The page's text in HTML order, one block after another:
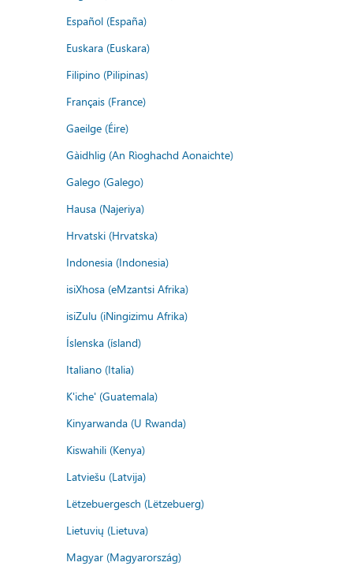
Español (España)
Euskara (Euskara)
Filipino (Pilipinas)
Français (France)
Gaeilge (Éire)
Gàidhlig (An Rìoghachd Aonaichte)
Galego (Galego)
Hausa (Najeriya)
Hrvatski (Hrvatska)
Indonesia (Indonesia)
isiXhosa (eMzantsi Afrika)
isiZulu (iNingizimu Afrika)
Íslenska (ísland)
Italiano (Italia)
K'iche' (Guatemala)
Kinyarwanda (U Rwanda)
Kiswahili (Kenya)
Latviešu (Latvija)
Lëtzebuergesch (Lëtzebuerg)
Lietuvių (Lietuva)
Magyar (Magyarország)